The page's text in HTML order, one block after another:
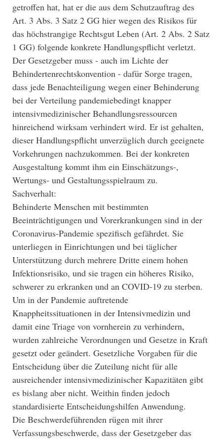
getroffen hat, hat er die aus dem Schutzauftrag des
Art. 3 Abs. 3 Satz 2 GG hier wegen des Risikos für
das höchstrangige Rechtsgut Leben (Art. 2 Abs. 2 Satz
1 GG) folgende konkrete Handlungspflicht verletzt.
Der Gesetzgeber muss - auch im Lichte der
Behindertenrechtskonvention - dafür Sorge tragen,
dass jede Benachteiligung wegen einer Behinderung
bei der Verteilung pandemiebedingt knapper
intensivmedizinischer Behandlungsressourcen
hinreichend wirksam verhindert wird. Er ist gehalten,
dieser Handlungspflicht unverzüglich durch geeignete
Vorkehrungen nachzukommen. Bei der konkreten
Ausgestaltung kommt ihm ein Einschätzungs-,
Wertungs- und Gestaltungsspielraum zu.
Sachverhalt:
Behinderte Menschen mit bestimmten
Beeinträchtigungen und Vorerkrankungen sind in der
Coronavirus-Pandemie spezifisch gefährdet. Sie
unterliegen in Einrichtungen und bei täglicher
Unterstützung durch mehrere Dritte einem hohen
Infektionsrisiko, und sie tragen ein höheres Risiko,
schwerer zu erkranken und an COVID-19 zu sterben.
Um in der Pandemie auftretende
Knappheitssituationen in der Intensivmedizin und
damit eine Triage von vornherein zu verhindern,
wurden zahlreiche Verordnungen und Gesetze in Kraft
gesetzt oder geändert. Gesetzliche Vorgaben für die
Entscheidung über die Zuteilung nicht für alle
ausreichender intensivmedizinischer Kapazitäten gibt
es bislang aber nicht. Weithin finden jedoch
standardisierte Entscheidungshilfen Anwendung.
Die Beschwerdeführenden rügen mit ihrer
Verfassungsbeschwerde, dass der Gesetzgeber das